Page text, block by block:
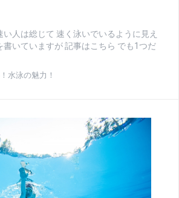
い人は総じて 速く泳いでいるように見え
書いていますが 記事はこちら でも1つだ
水泳の魅力！